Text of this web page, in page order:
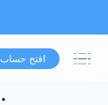
افتح حساب